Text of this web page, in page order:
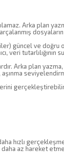
Arka plan
güncel ve doğru
veri tutarlılığının
Arka plan
hızlı
daha az hareket